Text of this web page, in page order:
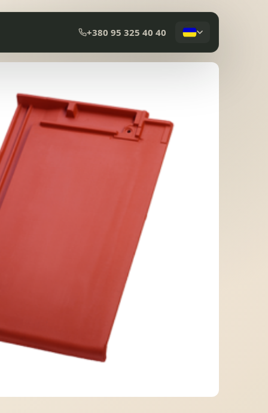
+380 95 325 40 40
КОМПОЗИТНА ЧЕРЕПИЦЯ
МЕМБРАННА ПОКРІВЛЯ
МІДНА ПОКРІВЛЯ